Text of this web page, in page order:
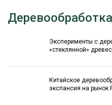
Деревообработка
Эксперименты с
«стеклянной»
Китайское
экспансия на рынок